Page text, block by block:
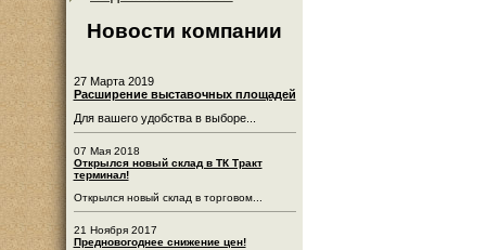
Новости компании
27 Марта 2019
Расширение выставочных площадей
Для вашего удобства в выборе...
07 Мая 2018
Открылся новый склад в ТК Тракт
терминал!
Открылся новый склад в торговом...
21 Ноября 2017
Предновогоднее снижение цен!